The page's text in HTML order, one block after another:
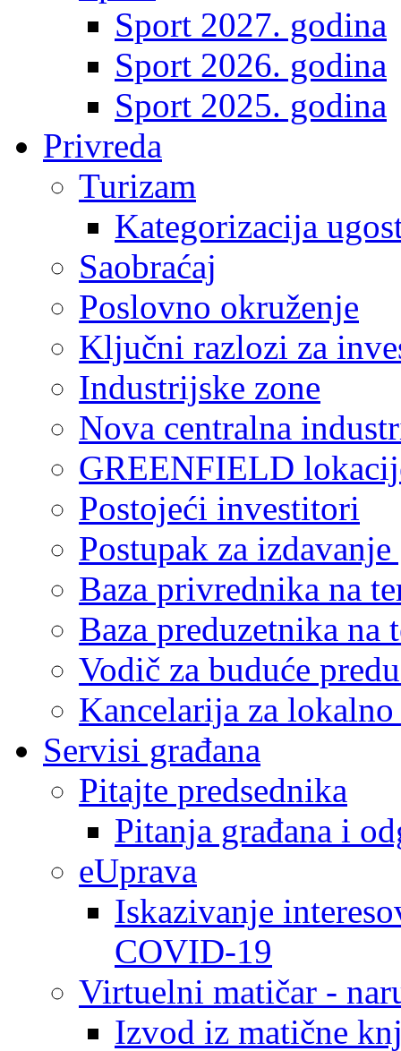
Sport 2027. godina
Sport 2026. godina
Sport 2025. godina
Privreda
Turizam
Kategorizacija
Saobraćaj
Poslovno okruženje
Ključni razlozi za
Industrijske zone
Nova centralna
GREENFIELD
Postojeći investitori
Postupak za
Baza privrednika na
Baza preduzetnika
Vodič za buduće
Kancelarija za
Servisi građana
Pitajte predsednika
Pitanja građana i
eUprava
Iskazivanje
COVID-19
Virtuelni matičar -
Izvod iz matične